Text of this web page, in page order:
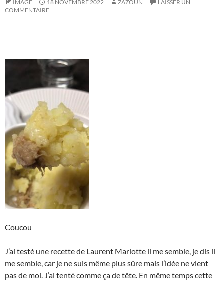
IMAGE 18 NOVEMBRE 2022 ZAZOUN
LAISSER UN
COMMENTAIRE
Coucou
J’ai testé une recette de Laurent Mariotte il me semble, je dis il
me semble, car je ne suis même plus sûre mais l’idée ne vient
pas de moi. J’ai tenté comme ça de tête. En même temps cette